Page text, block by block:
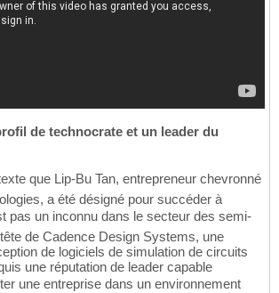
de technocrate et un leader du
que Lip-Bu Tan, entrepreneur chevronné
a été désigné pour succéder à
pas un inconnu dans le secteur des semi-
de Cadence Design Systems, une
de logiciels de simulation de circuits
une réputation de leader capable
une entreprise dans un environnement